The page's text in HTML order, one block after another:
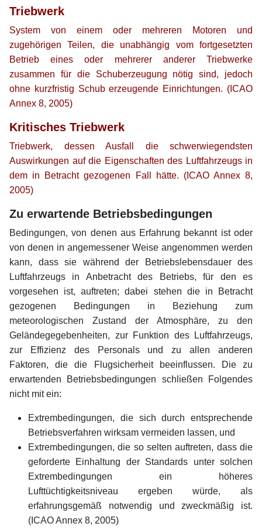
Triebwerk
System von einem oder mehreren Motoren und
zugehörigen Teilen, die unabhängig vom fortgesetzten
Betrieb eines oder mehrerer anderer Triebwerke
zusammen für die Schuberzeugung nötig sind, jedoch
ohne kurzfristig Schub erzeugende Einrichtungen. (ICAO
Annex 8, 2005)
Kritisches Triebwerk
Triebwerk, dessen Ausfall die schwerwiegendsten
Auswirkungen auf die Eigenschaften des Luftfahrzeugs in
dem in Betracht gezogenen Fall hätte. (ICAO Annex 8,
2005)
Zu erwartende Betriebsbedingungen
Bedingungen, von denen aus Erfahrung bekannt ist oder
von denen in angemessener Weise angenommen werden
kann, dass sie während der Betriebslebensdauer des
Luftfahrzeugs in Anbetracht des Betriebs, für den es
vorgesehen ist, auftreten; dabei stehen die in Betracht
gezogenen Bedingungen in Beziehung zum
meteorologischen Zustand der Atmosphäre, zu den
Geländegegebenheiten, zur Funktion des Luftfahrzeugs,
zur Effizienz des Personals und zu allen anderen
Faktoren, die die Flugsicherheit beeinflussen. Die zu
erwartenden Betriebsbedingungen schließen Folgendes
nicht mit ein:
Extrembedingungen, die sich durch entsprechende
Betriebsverfahren wirksam vermeiden lassen, und
Extrembedingungen, die so selten auftreten, dass die
geforderte Einhaltung der Standards unter solchen
Extrembedingungen ein höheres
Lufttüchtigkeitsniveau ergeben würde, als
erfahrungsgemäß notwendig und zweckmäßig ist.
(ICAO Annex 8, 2005)